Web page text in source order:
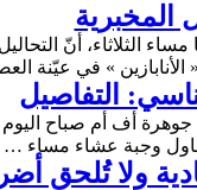
المخبرية
مساء الثلاثاء، أنّ
» في عيّنة
وجبة عشاء مساء
ولا تُلحق